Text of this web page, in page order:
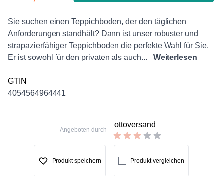
Description
Sie suchen einen Teppichboden, der den täglichen
Anforderungen standhält? Dann ist unser robuster und
strapazierfähiger Teppichboden die perfekte Wahl für Sie.
Er ist sowohl für den privaten als auch...
Weiterlesen
GTIN
4054564964441
Angeboten durch
ottoversand
Produkt speichern Produkt vergleichen